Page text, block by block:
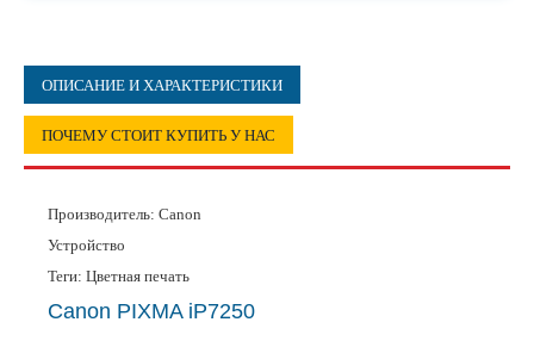
ОПИСАНИЕ И ХАРАКТЕРИСТИКИ
ПОЧЕМУ СТОИТ КУПИТЬ У НАС
Производитель: Canon
Устройство
Теги: Цветная печать
Canon PIXMA iP7250